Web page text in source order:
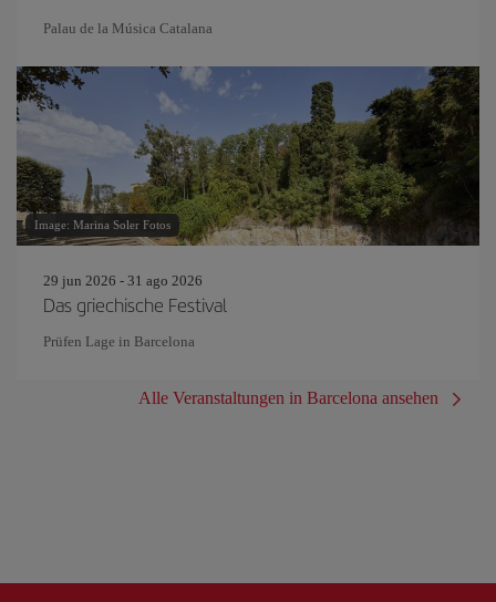
Palau de la Música Catalana
Image: Marina Soler Fotos
29 jun 2026 - 31 ago 2026
Das griechische Festival
Prüfen Lage in Barcelona
Alle Veranstaltungen in Barcelona ansehen